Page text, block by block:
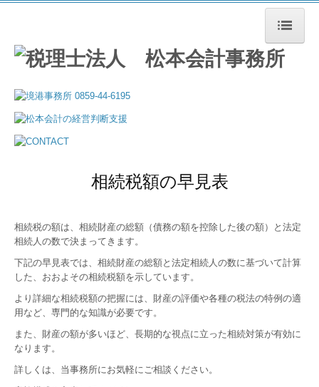
ホーム
事務所の特長
事務所案内
所長あいさつ
税務トピック
メディア掲載
自計化について
自計化のメリット
相続税額の早見表
相続税の額は、相続財産の総額（債務の額を控除した後の額）と法定
相続人の数で決まってきます。
下記の早見表では、相続財産の総額と法定相続人の数に基づいて計算
した、おおよその相続税額を示しています。
より詳細な相続税額の把握には、財産の評価や各種の税法の特例の適
用など、専門的な知識が必要です。
また、財産の額が多いほど、長期的な視点に立った相続対策が有効に
なります。
詳しくは、当事務所にお気軽にご相談ください。